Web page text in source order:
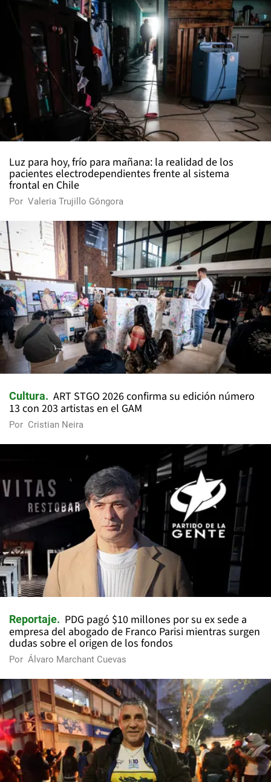
Luz para hoy, frío para mañana: la realidad de los
pacientes electrodependientes frente al sistema
frontal en Chile
Por Valeria Trujillo Góngora
Cultura
ART STGO 2026 confirma su edición número
13 con 203 artistas en el GAM
Por Cristian Neira
Reportaje
PDG pagó $10 millones por su ex sede a
empresa del abogado de Franco Parisi mientras surgen
dudas sobre el origen de los fondos
Por Álvaro Marchant Cuevas